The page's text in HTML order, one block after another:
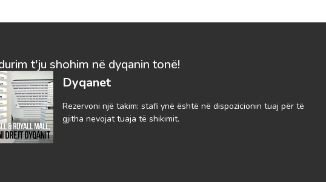
t'ju shohim në dyqanin tonë!
Dyqanet
Rezervoni një takim: stafi ynë është në dispozicionin tuaj për të
gjitha nevojat tuaja të shikimit.